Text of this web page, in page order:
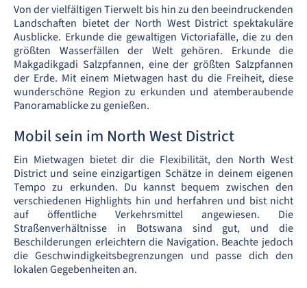
Von der vielfältigen Tierwelt bis hin zu den beeindruckenden
Landschaften bietet der North West District spektakuläre
Ausblicke. Erkunde die gewaltigen Victoriafälle, die zu den
größten Wasserfällen der Welt gehören. Erkunde die
Makgadikgadi Salzpfannen, eine der größten Salzpfannen
der Erde. Mit einem Mietwagen hast du die Freiheit, diese
wunderschöne Region zu erkunden und atemberaubende
Panoramablicke zu genießen.
Mobil sein im North West District
Ein Mietwagen bietet dir die Flexibilität, den North West
District und seine einzigartigen Schätze in deinem eigenen
Tempo zu erkunden. Du kannst bequem zwischen den
verschiedenen Highlights hin und herfahren und bist nicht
auf öffentliche Verkehrsmittel angewiesen. Die
Straßenverhältnisse in Botswana sind gut, und die
Beschilderungen erleichtern die Navigation. Beachte jedoch
die Geschwindigkeitsbegrenzungen und passe dich den
lokalen Gegebenheiten an.